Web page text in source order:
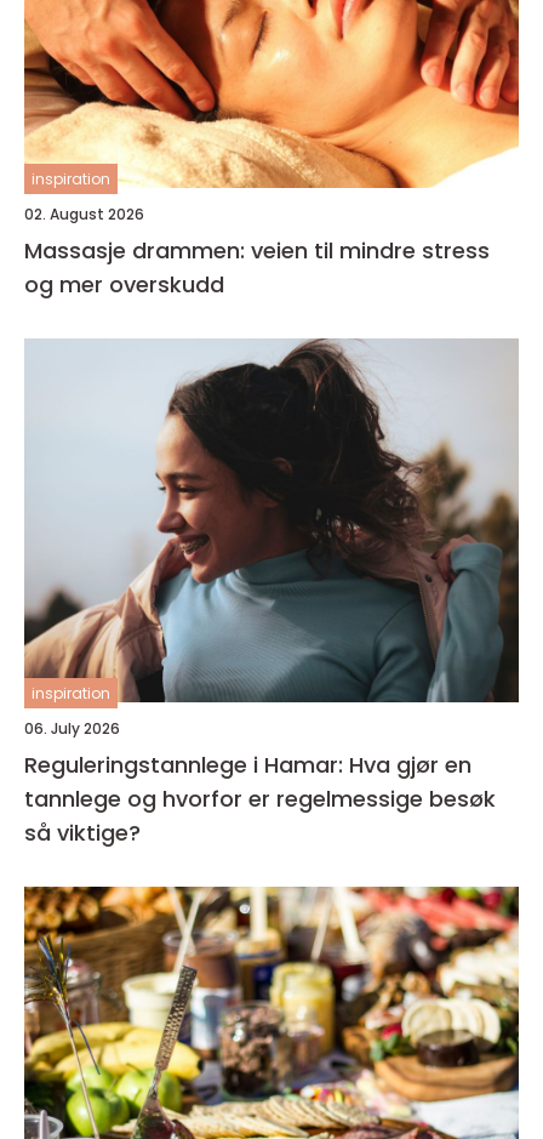
inspiration
02. August 2026
Massasje drammen: veien til mindre stress
og mer overskudd
inspiration
06. July 2026
Reguleringstannlege i Hamar: Hva gjør en
tannlege og hvorfor er regelmessige besøk
så viktige?